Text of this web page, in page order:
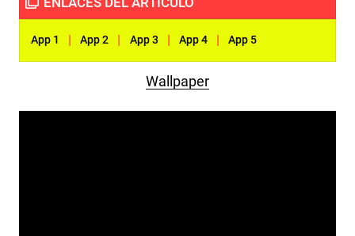
App 1 | App 2 | App 3 | App 4 | App 5
Wallpaper